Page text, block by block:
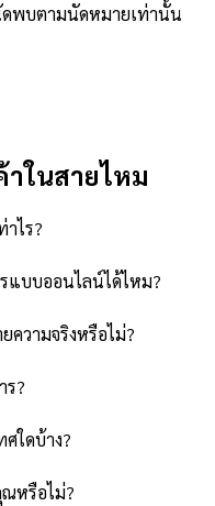
ดพบตามนัดหมายเท่านั้น
ในสายไหม
ไร?
แบบออนไลน์ได้ไหม?
วามจริงหรือไม่?
ร?
ใดบ้าง?
ณหรือไม่?